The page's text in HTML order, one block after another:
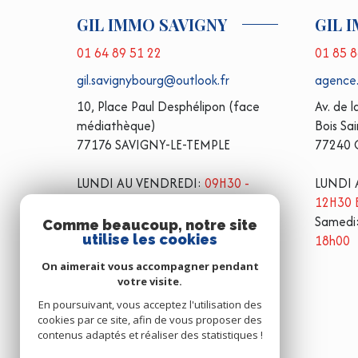
GIL IMMO SAVIGNY
01 64 89 51 22
gil.savignybourg@outlook.fr
10, Place Paul Desphélipon (face
médiathèque)
77176 SAVIGNY-LE-TEMPLE
LUNDI AU VENDREDI:09H30 -
Samedi:09h30 - 12h30 et 14h00 -
18h00
GIL
01 85
Av. de
Bois
77240
LUNDI
12H30
18h00
Comme beaucoup, notre site
utilise les cookies
On aimerait vous accompagner pendant
votre visite.
En poursuivant, vous acceptez l'utilisation des
cookies par ce site, afin de vous proposer des
contenus adaptés et réaliser des statistiques !